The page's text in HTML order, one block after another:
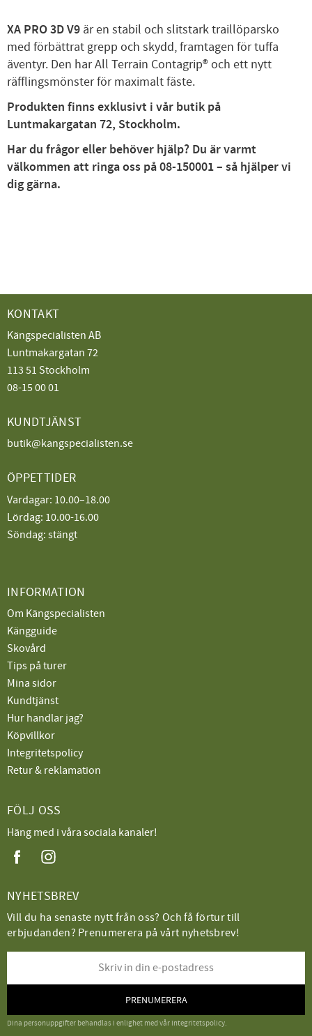
XA PRO 3D V9 är en stabil och slitstark traillöparsko
med förbättrat grepp och skydd, framtagen för tuffa
äventyr. Den har All Terrain Contagrip® och ett nytt
räfflingsmönster för maximalt fäste.
Produkten finns exklusivt i vår butik på
Luntmakargatan 72, Stockholm.
Har du frågor eller behöver hjälp? Du är varmt
välkommen att ringa oss på 08-150001 – så hjälper vi
dig gärna.
KONTAKT
Kängspecialisten AB
Luntmakargatan 72
113 51 Stockholm
08-15 00 01
KUNDTJÄNST
butik@kangspecialisten.se
ÖPPETTIDER
Vardagar: 10.00–18.00
Lördag: 10.00-16.00
Söndag: stängt
INFORMATION
Om Kängspecialisten
Kängguide
Skovård
Tips på turer
Mina sidor
Kundtjänst
Hur handlar jag?
Köpvillkor
Integritetspolicy
Retur & reklamation
FÖLJ OSS
Häng med i våra sociala kanaler!
NYHETSBREV
Vill du ha senaste nytt från oss? Och få förtur till
erbjudanden? Prenumerera på vårt nyhetsbrev!
PRENUMERERA
Dina personuppgifter behandlas i enlighet med vår integritetspolicy.